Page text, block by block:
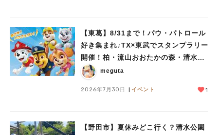
【東葛】8/31まで！パウ・パトロール
好き集まれ♪TX×東武でスタンプラリー
開催！柏・流山おおたかの森・清水公
園など10駅を巡ろう
meguta
2026年7月30日 イベント 1
【野田市】夏休みどこ行く？清水公園
#イベント#公園#教えたい／教えて投稿記事